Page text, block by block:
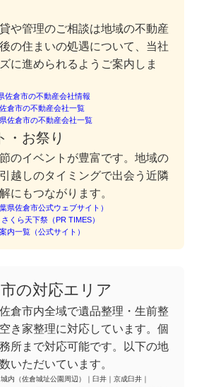
や管理のご相談は地域の不動産
の住まいの処遇について、当社
に進められるようご案内しま
佐倉市の不動産会社情報
倉市の不動産会社一覧
佐倉市の不動産会社一覧
・お祭り
のイベントが豊富です。地域の
越しのタイミングで出会う近隣
にもつながります。
県佐倉市公式ウェブサイト）
くら天下祭（PR TIMES）
内一覧（公式サイト）
の対応エリア
倉市内全域で遺品整理・生前整
き家整理に対応しています。個
所まで対応可能です。以下の地
いただいています。
城内（佐倉城址公園周辺） ｜ 臼井 ｜ 京成臼井 ｜